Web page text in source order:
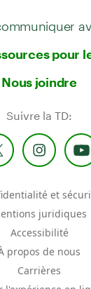
pour
Nous joindre
Suivre la TD:
et
juridiques
Accessibilité
propos de nous
Carrières